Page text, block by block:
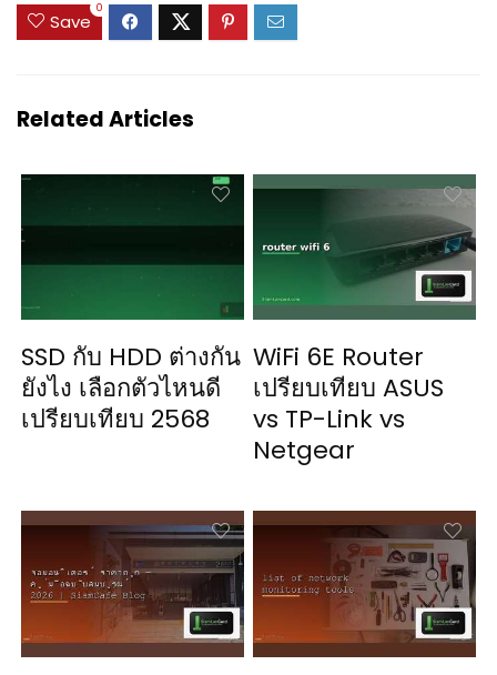
Save
0
Related Articles
SSD กับ HDD ต่างกัน
ยังไง เลือกตัวไหนดี
เปรียบเทียบ 2568
WiFi 6E Router
เปรียบเทียบ ASUS
vs TP-Link vs
Netgear